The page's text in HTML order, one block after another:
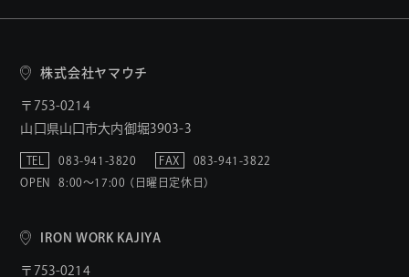
株式会社ヤマウチ
〒753-0214
山口県山口市大内御堀3903-3
TEL 083-941-3820 FAX
083-941-3822
OPEN
8:00〜17:00 （日曜日定休日）
IRON WORK KAJIYA
〒753-0214